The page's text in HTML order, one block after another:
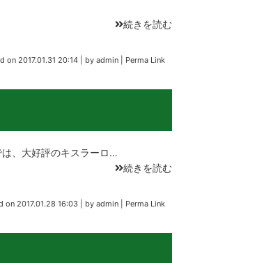
続きを読む
on 2017.01.31 20:14 by admin Perma Link
大好評のキスラーロ…
続きを読む
on 2017.01.28 16:03 by admin Perma Link